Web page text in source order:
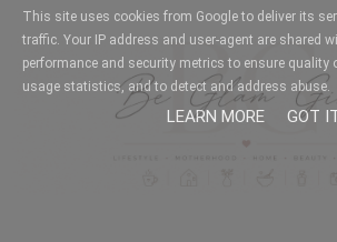
This site uses cookies from Google to deliver its
traffic. Your IP address and user-agent are shared
performance and security metrics to ensure quality
usage statistics, and to detect and address abuse.
LEARN MORE GOT